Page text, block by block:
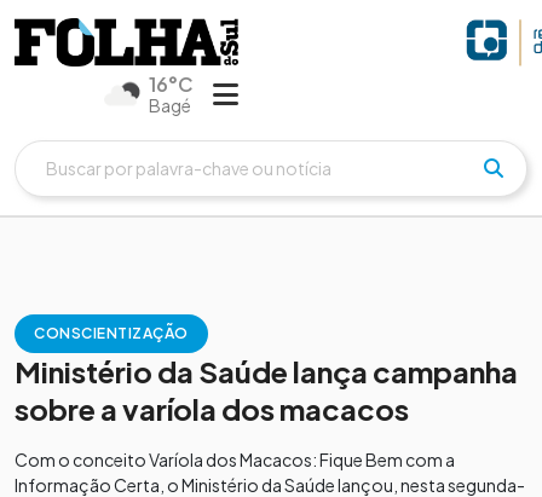
16°C
Bagé
CONSCIENTIZAÇÃO
Ministério da Saúde lança campanha
sobre a varíola dos macacos
Com o conceito Varíola dos Macacos: Fique Bem com a
Informação Certa, o Ministério da Saúde lançou, nesta segunda-